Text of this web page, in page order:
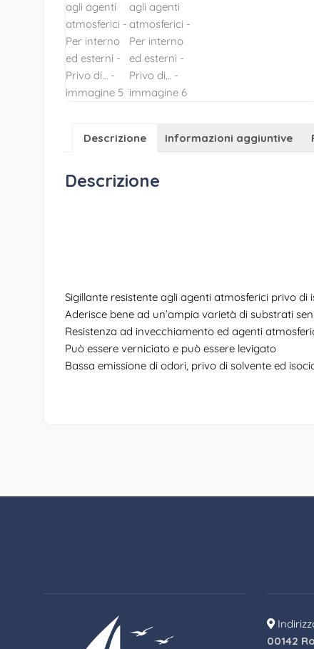
Descrizione Informazioni aggiuntive
Descrizione
Sigillante resistente agli agenti atmosferici privo di
Aderisce bene ad un’ampia varietà di substrati
Resistenza ad invecchiamento ed agenti
Può essere verniciato e può essere levigato
Bassa emissione di odori, privo di solvente ed
00142